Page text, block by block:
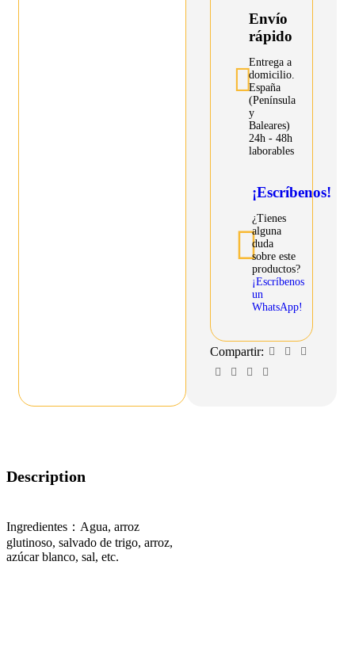
Envío
rápido
Entrega a
domicilio.
España
(Península
y
Baleares)
24h - 48h
laborables
¡Escríbenos!
¿Tienes
alguna
duda
sobre este
productos?
¡Escríbenos
un
WhatsApp!
Compartir:
Description
Ingredientes：Agua, arroz
glutinoso, salvado de trigo, arroz,
azúcar blanco, sal, etc.